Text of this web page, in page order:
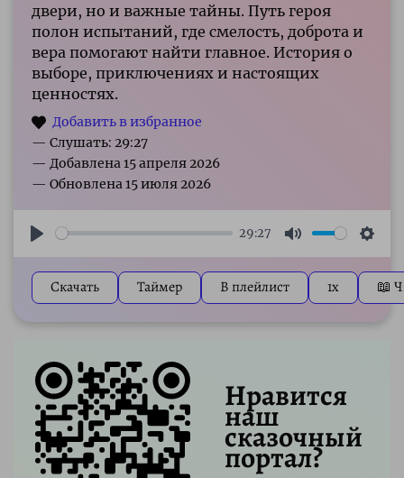
двери, но и важные тайны. Путь героя
полон испытаний, где смелость, доброта и
вера помогают найти главное. История о
выборе, приключениях и настоящих
ценностях.
— Слушать: 29:27
Play
29:27
Mute
Скачать Таймер В плейлист 1x 📖
Нравится
наш
сказочный
портал?